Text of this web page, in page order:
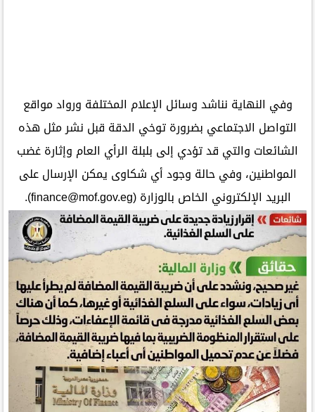
وفي النهاية نناشد وسائل الإعلام المختلفة ورواد مواقع
التواصل الاجتماعي بضرورة توخي الدقة قبل نشر مثل هذه
الشائعات والتي قد تؤدي إلى بلبلة الرأي العام وإثارة غضب
المواطنين، وفي حالة وجود أي شكاوى يمكن الإرسال على
البريد الإلكتروني الخاص بالوزارة (finance@mof.gov.eg).